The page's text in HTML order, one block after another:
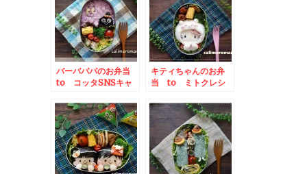
バーバパパのお弁当
to コッタSNSキャ
キティちゃんのお弁
当 to ミトクレシ